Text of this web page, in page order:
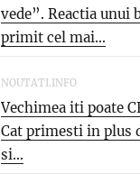
vede”. Reactia unui
primit cel mai...
NOUTATI.INFO
Vechimea iti poate
Cat primesti in plus
si...